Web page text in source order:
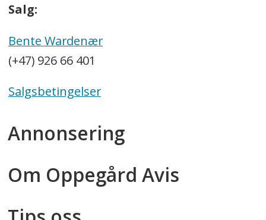
Salg:
Bente Wardenær
(+47) 926 66 401
Salgsbetingelser
Annonsering
Om Oppegård Avis